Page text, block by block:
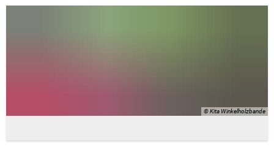
© Kita Winkelholzbande